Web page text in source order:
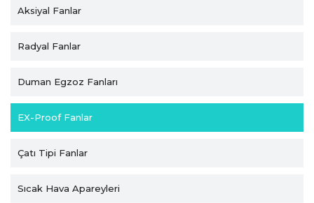
Aksiyal Fanlar
Radyal Fanlar
Duman Egzoz Fanları
EX-Proof Fanlar
Çatı Tipi Fanlar
Sıcak Hava Apareyleri